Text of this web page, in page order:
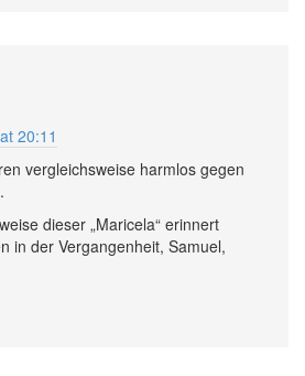
20:11
vergleichsweise harmlos gegen
dieser „Maricela“ erinnert
in der Vergangenheit, Samuel,